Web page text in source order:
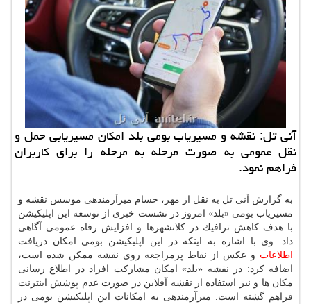
آنی تل: نقشه و مسیریاب بومی بلد امكان مسیریابی حمل و
نقل عمومی به صورت مرحله به مرحله را برای كاربران
فراهم نمود.
به گزارش آنی تل به نقل از مهر، حسام میرآرمندهی موسس نقشه و
مسیریاب بومی «بلد» امروز در نشست خبری از توسعه این اپلیكیشن
با هدف كاهش ترافیك در كلانشهرها و افزایش رفاه عمومی آگاهی
داد. وی با اشاره به اینكه در این اپلیكیشن بومی امكان دریافت
اطلاعات و عكس از نقاط پرمراجعه روی نقشه ممكن شده است،
اضافه كرد: در نقشه «بلد» امكان مشاركت افراد در اطلاع رسانی
مكان ها و نیز استفاده از نقشه آفلاین در صورت عدم پوشش اینترنت
فراهم گشته است. میرآرمندهی به امكانات این اپلیكیشن بومی در